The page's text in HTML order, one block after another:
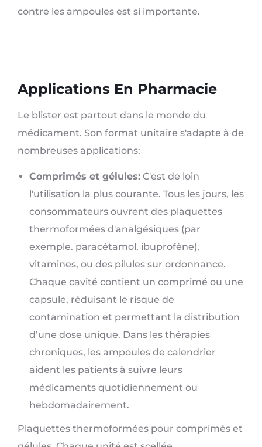
contre les ampoules est si importante.
Applications En Pharmacie
Le blister est partout dans le monde du
médicament. Son format unitaire s'adapte à de
nombreuses applications:
Comprimés et gélules: C'est de loin
l'utilisation la plus courante. Tous les jours, les
consommateurs ouvrent des plaquettes
thermoformées d'analgésiques (par
exemple. paracétamol, ibuprofène),
vitamines, ou des pilules sur ordonnance.
Chaque cavité contient un comprimé ou une
capsule, réduisant le risque de
contamination et permettant la distribution
d’une dose unique. Dans les thérapies
chroniques, les ampoules de calendrier
aident les patients à suivre leurs
médicaments quotidiennement ou
hebdomadairement.
Plaquettes thermoformées pour comprimés et